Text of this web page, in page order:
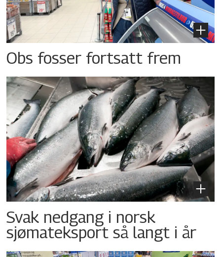
Obs fosser fortsatt frem
Svak nedgang i norsk
sjømateksport så langt i år